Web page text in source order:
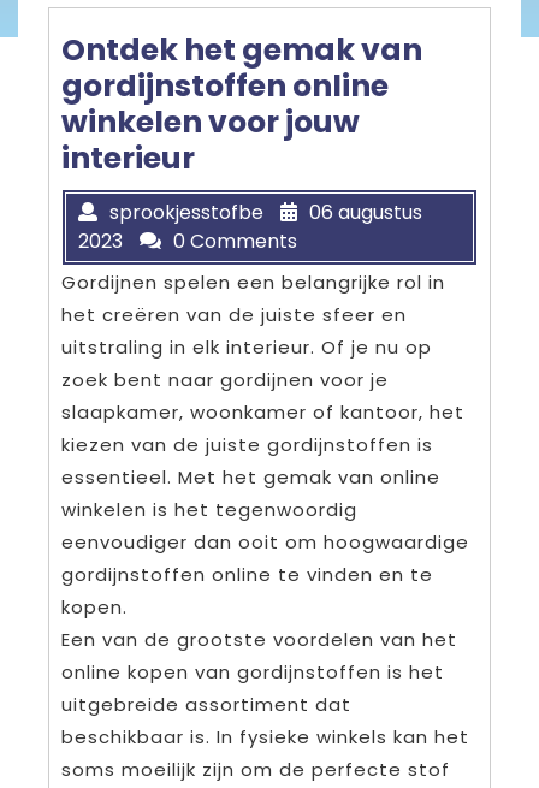
Ontdek het gemak van
gordijnstoffen online
winkelen voor jouw
interieur
sprookjesstofbe
06 augustus
2023
0 Comments
Gordijnen spelen een belangrijke rol in
het creëren van de juiste sfeer en
uitstraling in elk interieur. Of je nu op
zoek bent naar gordijnen voor je
slaapkamer, woonkamer of kantoor, het
kiezen van de juiste gordijnstoffen is
essentieel. Met het gemak van online
winkelen is het tegenwoordig
eenvoudiger dan ooit om hoogwaardige
gordijnstoffen online te vinden en te
kopen.
Een van de grootste voordelen van het
online kopen van gordijnstoffen is het
uitgebreide assortiment dat
beschikbaar is. In fysieke winkels kan het
soms moeilijk zijn om de perfecte stof